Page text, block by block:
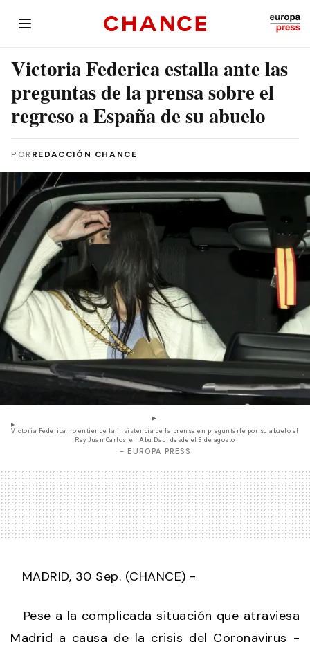
Victoria Federica estalla ante las
preguntas de la prensa sobre el
regreso a España de su abuelo
POR REDACCIÓN CHANCE
Victoria Federica no entiende la insistencia de la prensa en preguntarle por su abuelo el
Rey Juan Carlos, en Abu Dabi desde el 3 de agosto
- EUROPA PRESS
MADRID, 30 Sep. (CHANCE) -
Pese a la complicada situación que atraviesa
Madrid a causa de la crisis del Coronavirus -